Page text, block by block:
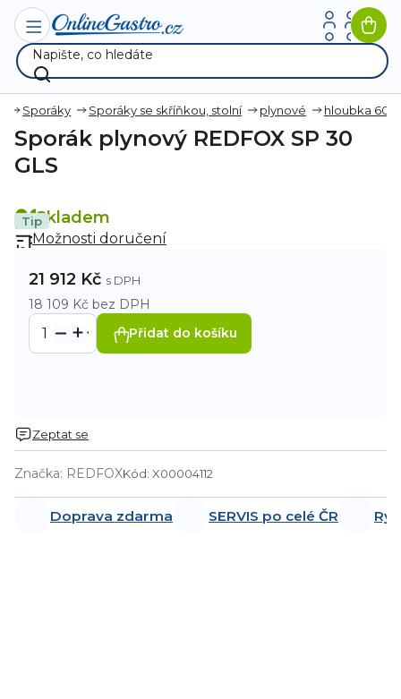
Přejít
obsah
Sporáky Sporáky se skříňkou, stolní plynové hloubka
Sporák plynový REDFOX SP 30
GLS
Tip
Značka: REDFOXKód: X00004112
Skladem
Možnosti doručení
21 912 Kč
18 109 Kč bez DPH
Přidat do košíku
Zeptat se
Doprava zdarma SERVIS po celé ČR